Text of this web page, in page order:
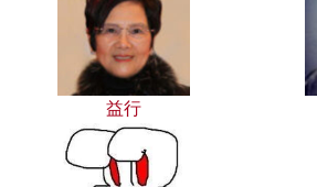
益行